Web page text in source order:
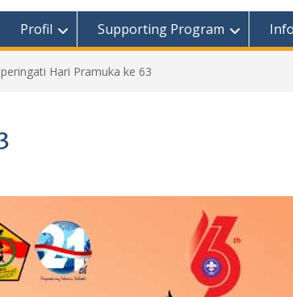
Profil Supporting Program
Hari Pramuka ke 63